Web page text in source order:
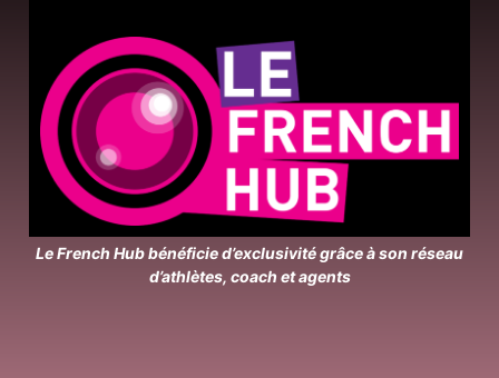
Le French Hub bénéficie d’exclusivité grâce à son réseau
d’athlètes, coach et agents